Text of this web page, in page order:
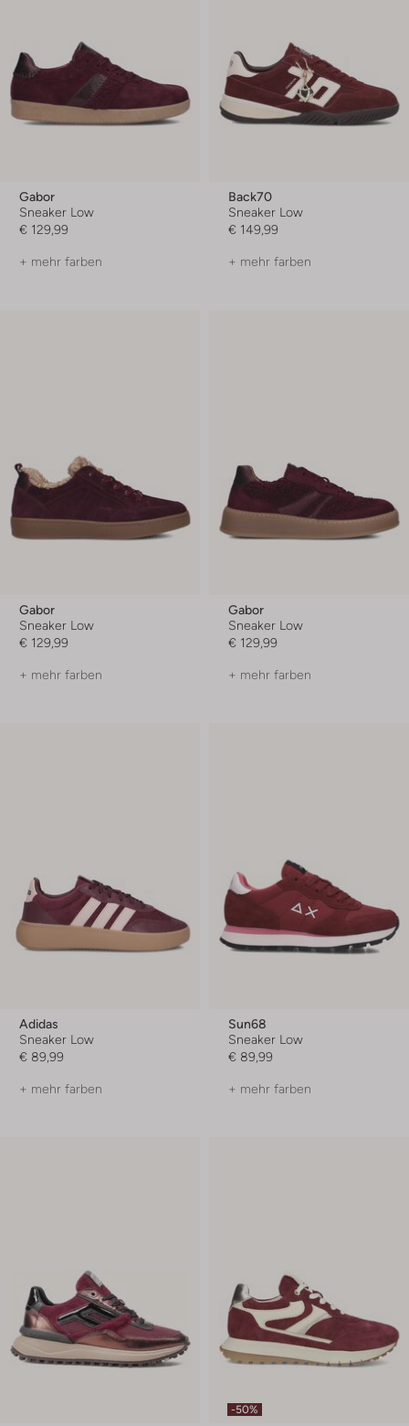
Gabor
Sneaker Low
€ 129,99
+ mehr farben
Back70
Sneaker Low
€ 149,99
+ mehr farben
Gabor
Sneaker Low
€ 129,99
+ mehr farben
Gabor
Sneaker Low
€ 129,99
+ mehr farben
Adidas
Sneaker Low
€ 89,99
+ mehr farben
Sun68
Sneaker Low
€ 89,99
+ mehr farben
-50%